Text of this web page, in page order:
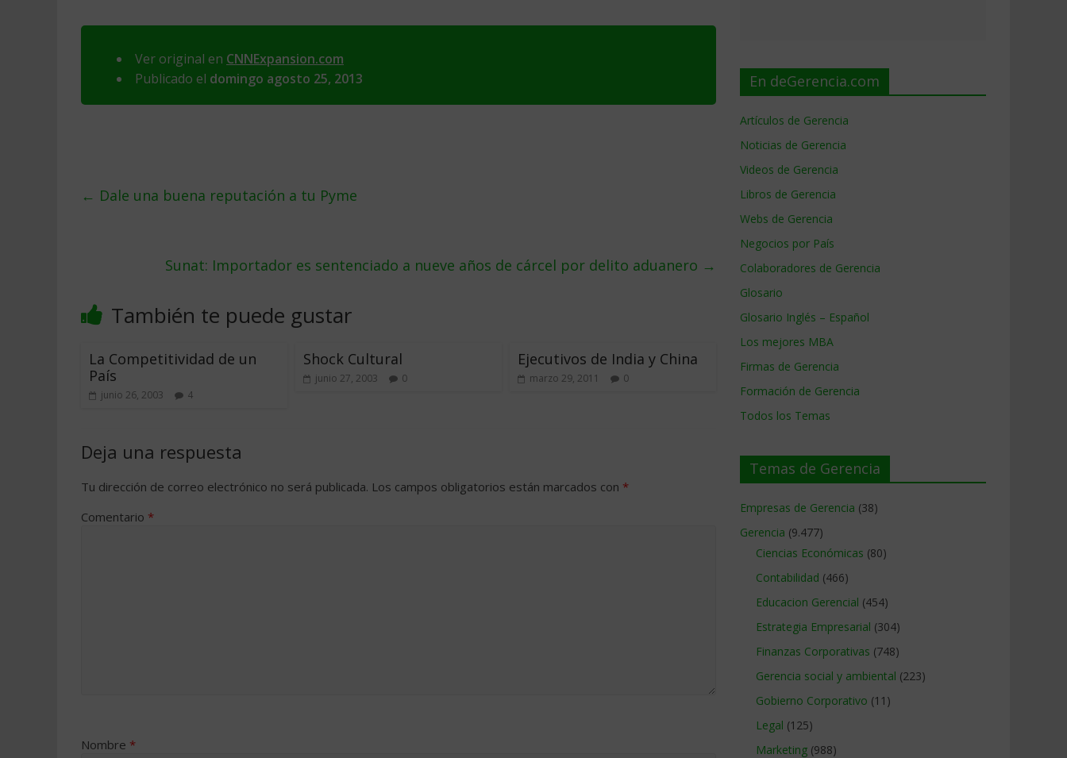
Ver original en CNNExpansion.com
Publicado el domingo agosto 25, 2013
← Dale una buena reputación a tu Pyme
Sunat: Importador es sentenciado a nueve años de cárcel por delito aduanero →
También te puede gustar
La Competitividad de un
País
junio 26, 2003 4
Shock Cultural
junio 27, 2003 0
Ejecutivos de India y China
marzo 29, 2011 0
Deja una respuesta
Tu dirección de correo electrónico no será publicada. Los campos obligatorios están marcados con *
Comentario *
Nombre *
En deGerencia.com
Artículos de Gerencia
Noticias de Gerencia
Videos de Gerencia
Libros de Gerencia
Webs de Gerencia
Negocios por País
Colaboradores de Gerencia
Glosario
Glosario Inglés – Español
Los mejores MBA
Firmas de Gerencia
Formación de Gerencia
Todos los Temas
Temas de Gerencia
Empresas de Gerencia (38)
Gerencia (9.477)
Ciencias Económicas (80)
Contabilidad (466)
Educacion Gerencial (454)
Estrategia Empresarial (304)
Finanzas Corporativas (748)
Gerencia social y ambiental (223)
Gobierno Corporativo (11)
Legal (125)
Marketing (988)